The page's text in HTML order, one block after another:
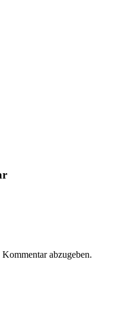
abzugeben.